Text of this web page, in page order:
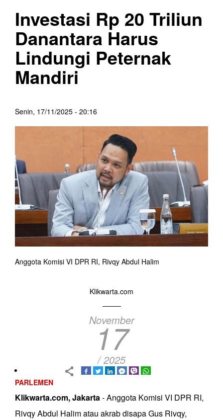
Investasi Rp 20 Triliun
Danantara Harus
Lindungi Peternak
Mandiri
Senin, 17/11/2025 - 20:16
Anggota Komisi VI DPR RI, Rivqy Abdul Halim
Klikwarta.com
November
17
/ 2025
PARLEMEN
Klikwarta.com, Jakarta- Anggota Komisi VI DPR RI,
Rivqy Abdul Halim atau akrab disapa Gus Rivqy,